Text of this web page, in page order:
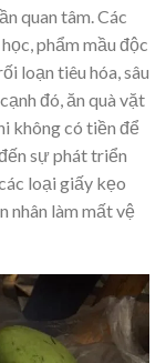
quan tâm. Các
phẩm mầu độc
loạn tiêu hóa, sâu
đó, ăn quà vặt
không có tiền để
sự phát triển
loại giấy kẹo
nhân làm mất vệ